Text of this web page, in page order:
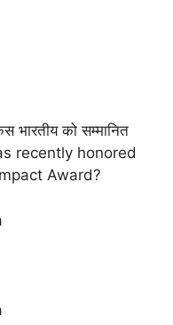
भारतीय को सम्मानित
recently honored
Award?